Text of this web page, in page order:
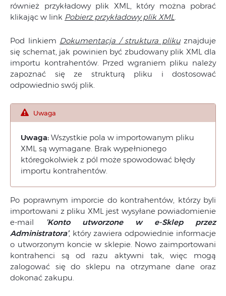
również przykładowy plik XML, który można pobrać
klikając w link Pobierz przykładowy plik XML
Pod linkiem Dokumentacja / struktura plikuznajduje
się schemat, jak powinien być zbudowany plik XML dla
importu kontrahentów. Przed wgraniem pliku należy
zapoznać się ze strukturą pliku i dostosować
odpowiednio swój plik.
Uwaga
Uwaga: Wszystkie pola w importowanym pliku
XML są wymagane. Brak wypełnionego
któregokolwiek z pól może spowodować błędy
importu kontrahentów.
Po poprawnym imporcie do kontrahentów, którzy byli
importowani z pliku XML jest wysyłane powiadomienie
e-mail
’Konto utworzone w e-Sklep przez
Administratora’, który zawiera odpowiednie informacje
o utworzonym koncie w sklepie. Nowo zaimportowani
kontrahenci są od razu aktywni tak, więc mogą
zalogować się do sklepu na otrzymane dane oraz
dokonać zakupu.